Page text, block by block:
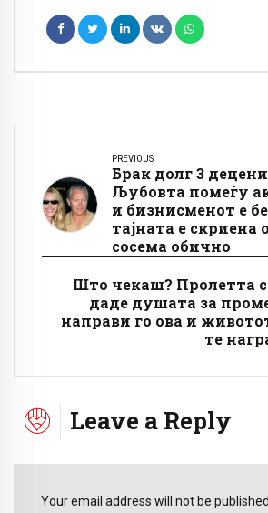
PREVIOUS
Брак долг 3
Љубовта помеѓу
и бизнисменот е
тајната е скриена
сосема обично
Што чекаш? Пролетта
даде душата за
направи го ова и
те
Leave a Reply
Your email address will not be